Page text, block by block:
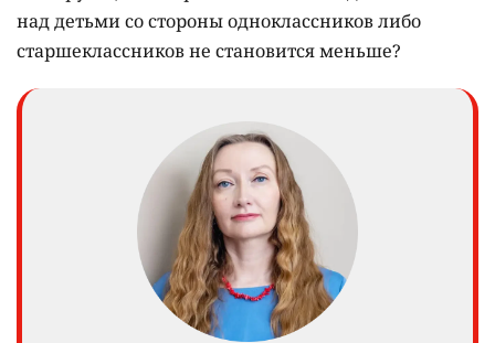
над детьми со стороны одноклассников либо
старшеклассников не становится меньше?